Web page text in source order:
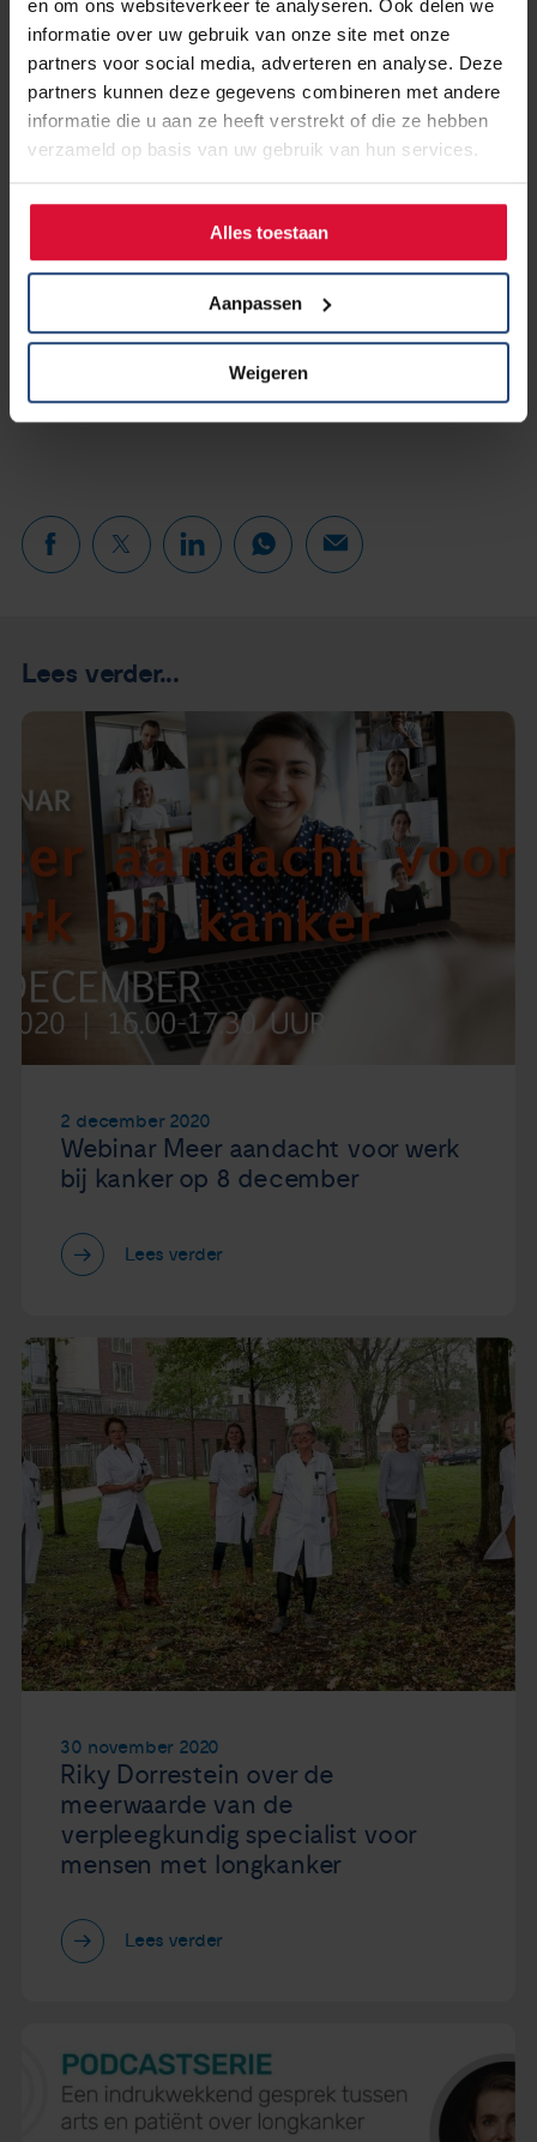
en om ons websiteverkeer te analyseren. Ook delen we
informatie over uw gebruik van onze site met onze
partners voor social media, adverteren en analyse. Deze
partners kunnen deze gegevens combineren met andere
informatie die u aan ze heeft verstrekt of die ze hebben
verzameld op basis van uw gebruik van hun services.
Alles toestaan
Aanpassen
Weigeren
daadwerkelijk aantal slachtoffers van
beroeps(long)ziekten
Lees verder...
2 december 2020
Webinar Meer aandacht voor werk
bij kanker op 8 december
Lees verder
30 november 2020
Riky Dorrestein over de
meerwaarde van de
verpleegkundig specialist voor
mensen met longkanker
Lees verder